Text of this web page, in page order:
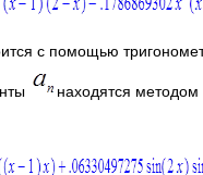
с помощью
находятся методом